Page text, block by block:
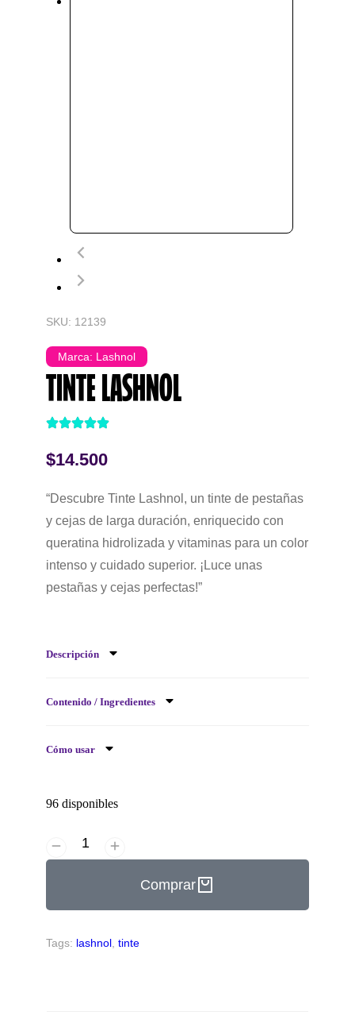
SKU: 12139
Marca: Lashnol
TINTE LASHNOL
$14.500
“Descubre Tinte Lashnol, un tinte de pestañas
y cejas de larga duración, enriquecido con
queratina hidrolizada y vitaminas para un color
intenso y cuidado superior. ¡Luce unas
pestañas y cejas perfectas!”
Descripción
Contenido / Ingredientes
Cómo usar
96 disponibles
Comprar
Tags: lashnol tinte